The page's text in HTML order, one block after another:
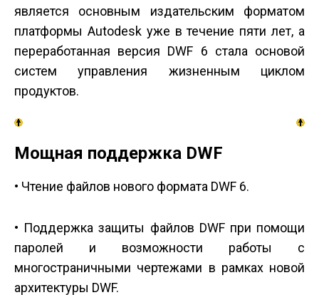
является основным издательским форматом
платформы Autodesk уже в течение пяти лет, а
переработанная версия DWF 6 стала основой
систем управления жизненным циклом
продуктов.
Мощная поддержка DWF
• Чтение файлов нового формата DWF 6.
• Поддержка защиты файлов DWF при помощи
паролей и возможности работы с
многостраничными чертежами в рамках новой
архитектуры DWF.